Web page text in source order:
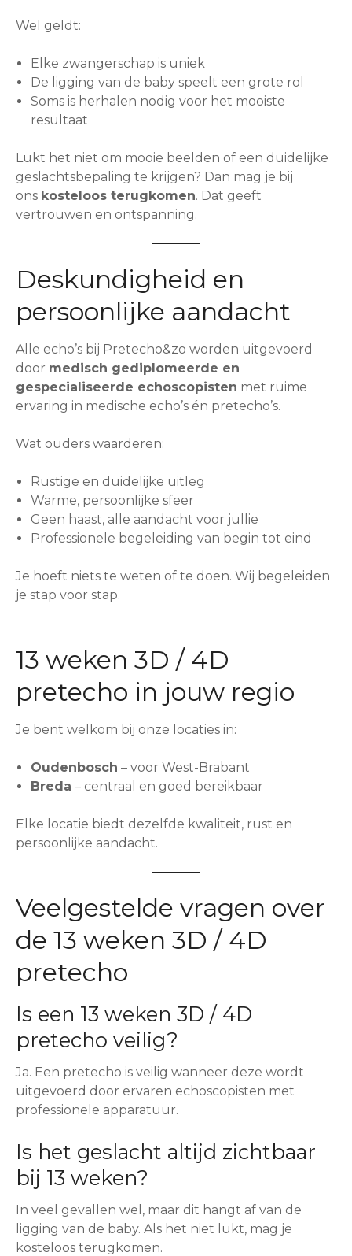
Wel geldt:
Elke zwangerschap is uniek
De ligging van de baby speelt een grote rol
Soms is herhalen nodig voor het mooiste
resultaat
Lukt het niet om mooie beelden of een duidelijke
geslachtsbepaling te krijgen? Dan mag je bij
ons kosteloos terugkomen. Dat geeft
vertrouwen en ontspanning.
Deskundigheid en
persoonlijke aandacht
Alle echo’s bij Pretecho&zo worden uitgevoerd
door medisch gediplomeerde en
gespecialiseerde echoscopisten met ruime
ervaring in medische echo’s én pretecho’s.
Wat ouders waarderen:
Rustige en duidelijke uitleg
Warme, persoonlijke sfeer
Geen haast, alle aandacht voor jullie
Professionele begeleiding van begin tot eind
Je hoeft niets te weten of te doen. Wij begeleiden
je stap voor stap.
13 weken 3D / 4D
pretecho in jouw regio
Je bent welkom bij onze locaties in:
Oudenbosch – voor West-Brabant
Breda – centraal en goed bereikbaar
Elke locatie biedt dezelfde kwaliteit, rust en
persoonlijke aandacht.
Veelgestelde vragen over
de 13 weken 3D / 4D
pretecho
Is een 13 weken 3D / 4D
pretecho veilig?
Ja. Een pretecho is veilig wanneer deze wordt
uitgevoerd door ervaren echoscopisten met
professionele apparatuur.
Is het geslacht altijd zichtbaar
bij 13 weken?
In veel gevallen wel, maar dit hangt af van de
ligging van de baby. Als het niet lukt, mag je
kosteloos terugkomen.